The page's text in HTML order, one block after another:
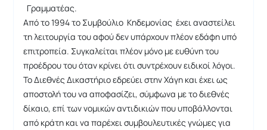
Γραμματέας.
Από το 1994 το Συμβούλιο Κηδεμονίας έχει αναστείλει
τη λειτουργία του αφού δεν υπάρχουν πλέον εδάφη υπό
επιτροπεία. Συγκαλείται πλέον μόνο με ευθύνη του
προέδρου του όταν κρίνει ότι συντρέχουν ειδικοί λόγοι.
Το Διεθνές Δικαστήριο εδρεύει στην Χάγη και έχει ως
αποστολή του να αποφασίζει, σύμφωνα με το διεθνές
δίκαιο, επί των νομικών αντιδικιών που υποβάλλονται
από κράτη και να παρέχει συμβουλευτικές γνώμες για